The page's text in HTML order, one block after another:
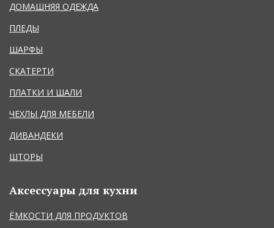
ДОМАШНЯЯ ОДЕЖДА
ПЛЕДЫ
ШАРФЫ
СКАТЕРТИ
ПЛАТКИ И ШАЛИ
ЧЕХЛЫ ДЛЯ МЕБЕЛИ
ДИВАНДЕКИ
ШТОРЫ
Аксессуары для кухни
ЁМКОСТИ ДЛЯ ПРОДУКТОВ